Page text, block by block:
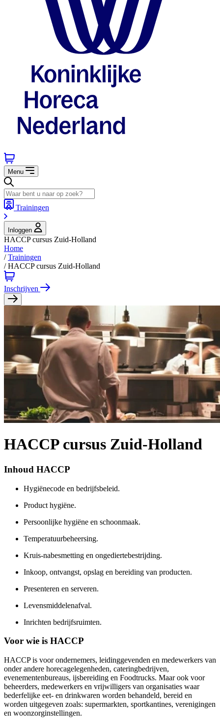
Menu
Trainingen
Inloggen
HACCP cursus Zuid-Holland
Home
/Trainingen
/HACCP cursus Zuid-Holland
Inschrijven
HACCP cursus Zuid-Holland
Inhoud HACCP
Hygiënecode en bedrijfsbeleid.
Product hygiëne.
Persoonlijke hygiëne en schoonmaak.
Temperatuurbeheersing.
Kruis-nabesmetting en ongediertebestrijding.
Inkoop, ontvangst, opslag en bereiding van producten.
Presenteren en serveren.
Levensmiddelenafval.
Inrichten bedrijfsruimten.
Voor wie is HACCP
HACCP is voor ondernemers, leidinggevenden en medewerkers van
onder andere horecagelegenheden, cateringbedrijven,
evenementenbureaus, ijsbereiding en Foodtrucks. Maar ook voor
beheerders, medewerkers en vrijwilligers van organisaties waar
bederfelijke eet- en drinkwaren worden behandeld, bereid en
worden uitgegeven zoals: supermarkten, sportkantines, verenigingen
en woonzorginstellingen.